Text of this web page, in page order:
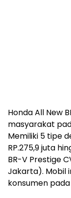
Honda All New
masyarakat
Memiliki 5 tipe
RP.275,9 juta
BR-V Prestige
Jakarta). Mobil
konsumen